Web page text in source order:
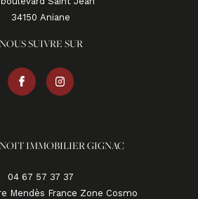
34150
aniane
NOUS SUIVRE SUR
IMMOBILIER GIGNAC
04 67 57 37 37
Mendès France Zone Cosmo